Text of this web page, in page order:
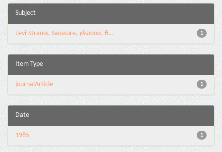
Subject
1
Levi-Strauss, Saussure, γλώσσα, θ...
Item Type
1
journalArticle
Date
1
1985